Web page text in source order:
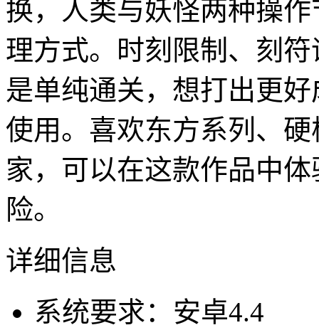
换，人类与妖怪两种操
理方式。时刻限制、刻
是单纯通关，想打出更
使用。喜欢东方系列、
家，可以在这款作品中
险。
详细信息
系统要求：安卓4.4